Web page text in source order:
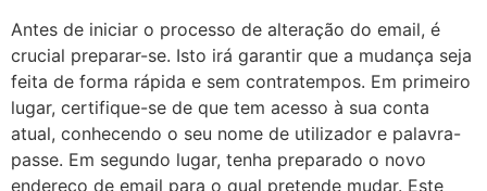
Antes de iniciar o processo de alteração do email, é
crucial preparar-se. Isto irá garantir que a mudança seja
feita de forma rápida e sem contratempos. Em primeiro
lugar, certifique-se de que tem acesso à sua conta
atual, conhecendo o seu nome de utilizador e palavra-
passe. Em segundo lugar, tenha preparado o novo
endereço de email para o qual pretende mudar. Este